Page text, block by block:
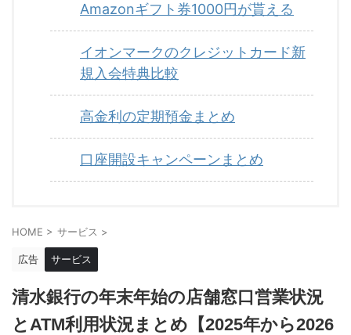
Amazonギフト券1000円が貰える
イオンマークのクレジットカード新
規入会特典比較
高金利の定期預金まとめ
口座開設キャンペーンまとめ
HOME > サービス >
広告 サービス
清水銀行の年末年始の店舗窓口営業状況
とATM利用状況まとめ【2025年から2026